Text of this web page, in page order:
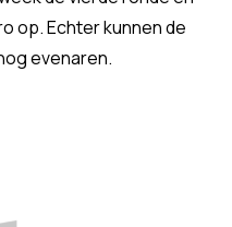
op. Echter kunnen de
evenaren.